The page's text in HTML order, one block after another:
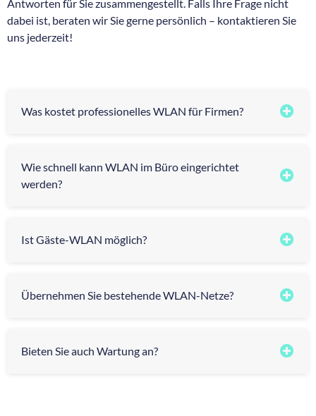
Antworten für Sie zusammengestellt. Falls Ihre Frage nicht
dabei ist, beraten wir Sie gerne persönlich – kontaktieren Sie
uns jederzeit!
Was kostet professionelles WLAN für Firmen?
Wie schnell kann WLAN im Büro eingerichtet
werden?
Ist Gäste-WLAN möglich?
Übernehmen Sie bestehende WLAN-Netze?
Bieten Sie auch Wartung an?